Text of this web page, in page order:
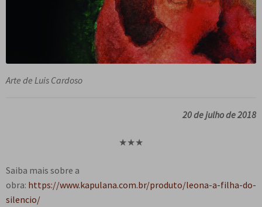
Arte de Luis Cardoso
20 de julho de 2018
★★★
Saiba mais sobre a
obra: https://www.kapulana.com.br/produto/leona-a-filha-do-
silencio/